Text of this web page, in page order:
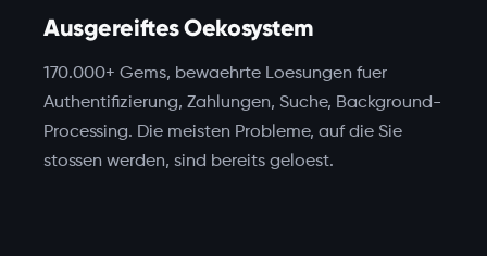
Ausgereiftes Oekosystem
170.000+ Gems, bewaehrte Loesungen fuer
Authentifizierung, Zahlungen, Suche, Background-
Processing. Die meisten Probleme, auf die Sie
stossen werden, sind bereits geloest.